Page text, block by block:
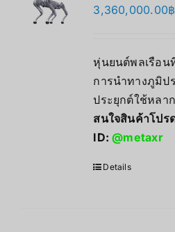
3,360,000.00฿
หุ่นยนต์พลเรือน
การนำทางภูมิป
ประยุกต์ใช้หลา
สนใจสินค้าโปร
ID:@metaxr
Details